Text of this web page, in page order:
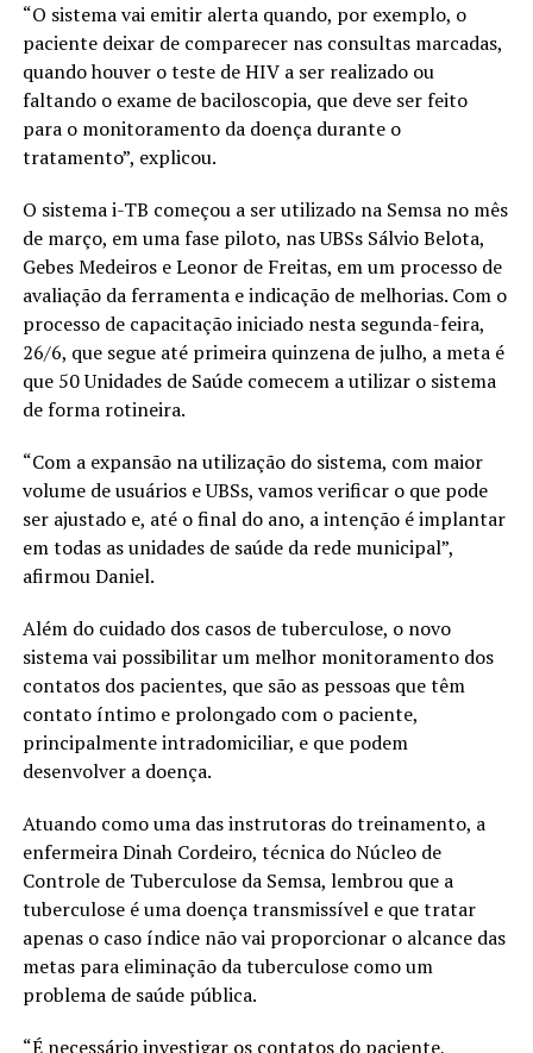
“O sistema vai emitir alerta quando, por exemplo, o
paciente deixar de comparecer nas consultas marcadas,
quando houver o teste de HIV a ser realizado ou
faltando o exame de baciloscopia, que deve ser feito
para o monitoramento da doença durante o
tratamento”, explicou.
O sistema i-TB começou a ser utilizado na Semsa no mês
de março, em uma fase piloto, nas UBSs Sálvio Belota,
Gebes Medeiros e Leonor de Freitas, em um processo de
avaliação da ferramenta e indicação de melhorias. Com o
processo de capacitação iniciado nesta segunda-feira,
26/6, que segue até primeira quinzena de julho, a meta é
que 50 Unidades de Saúde comecem a utilizar o sistema
de forma rotineira.
“Com a expansão na utilização do sistema, com maior
volume de usuários e UBSs, vamos verificar o que pode
ser ajustado e, até o final do ano, a intenção é implantar
em todas as unidades de saúde da rede municipal”,
afirmou Daniel.
Além do cuidado dos casos de tuberculose, o novo
sistema vai possibilitar um melhor monitoramento dos
contatos dos pacientes, que são as pessoas que têm
contato íntimo e prolongado com o paciente,
principalmente intradomiciliar, e que podem
desenvolver a doença.
Atuando como uma das instrutoras do treinamento, a
enfermeira Dinah Cordeiro, técnica do Núcleo de
Controle de Tuberculose da Semsa, lembrou que a
tuberculose é uma doença transmissível e que tratar
apenas o caso índice não vai proporcionar o alcance das
metas para eliminação da tuberculose como um
problema de saúde pública.
“É necessário investigar os contatos do paciente,